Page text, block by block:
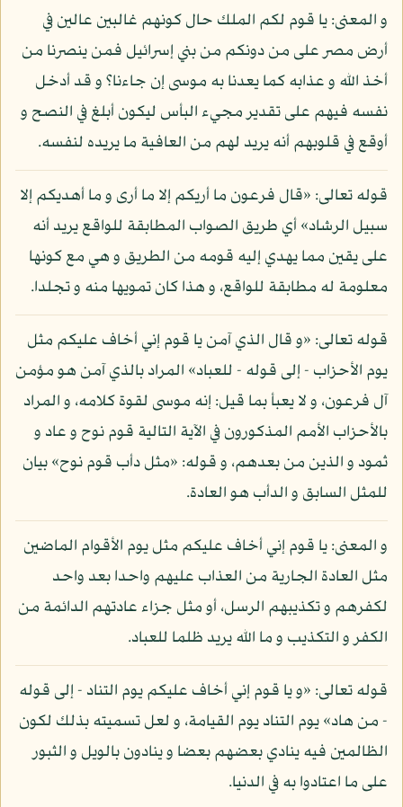
و المعنى: يا قوم لكم الملك حال كونهم غالبين عالين في
أرض مصر على من دونكم من بني إسرائيل فمن ينصرنا من
أخذ الله و عذابه كما يعدنا به موسى إن جاءنا؟ و قد أدخل
نفسه فيهم على تقدير مجيء البأس ليكون أبلغ في النصح و
أوقع في قلوبهم أنه يريد لهم من العافية ما يريده لنفسه.
قوله تعالى: «قال فرعون ما أريكم إلا ما أرى و ما أهديكم إلا
سبيل الرشاد» أي طريق الصواب المطابقة للواقع يريد أنه
على يقين مما يهدي إليه قومه من الطريق و هي مع كونها
معلومة له مطابقة للواقع، و هذا كان تمويها منه و تجلدا.
قوله تعالى: «و قال الذي آمن يا قوم إني أخاف عليكم مثل
يوم الأحزاب - إلى قوله - للعباد» المراد بالذي آمن هو مؤمن
آل فرعون، و لا يعبأ بما قيل: إنه موسى لقوة كلامه، و المراد
بالأحزاب الأمم المذكورون في الآية التالية قوم نوح و عاد و
ثمود و الذين من بعدهم، و قوله: «مثل دأب قوم نوح» بيان
للمثل السابق و الدأب هو العادة.
و المعنى: يا قوم إني أخاف عليكم مثل يوم الأقوام الماضين
مثل العادة الجارية من العذاب عليهم واحدا بعد واحد
لكفرهم و تكذيبهم الرسل، أو مثل جزاء عادتهم الدائمة من
الكفر و التكذيب و ما الله يريد ظلما للعباد.
قوله تعالى: «و يا قوم إني أخاف عليكم يوم التناد - إلى قوله
- من هاد» يوم التناد يوم القيامة، و لعل تسميته بذلك لكون
الظالمين فيه ينادي بعضهم بعضا و ينادون بالويل و الثبور
على ما اعتادوا به في الدنيا.